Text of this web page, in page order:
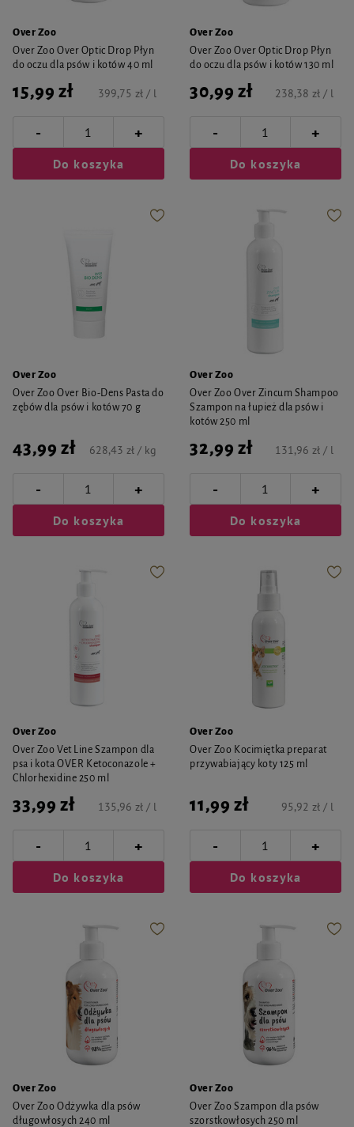
Over Zoo
Over Zoo Over Optic Drop Płyn
do oczu dla psów i kotów 40 ml
15,99 zł 399,75 zł / l
- +
Do koszyka
Over Zoo
Over Zoo Over Optic Drop Płyn
do oczu dla psów i kotów 130 ml
30,99 zł 238,38 zł / l
- +
Do koszyka
Over Zoo
Over Zoo Over Bio-Dens Pasta do
zębów dla psów i kotów 70 g
43,99 zł 628,43 zł / kg
- +
Do koszyka
Over Zoo
Over Zoo Over Zincum Shampoo
Szampon na łupież dla psów i
kotów 250 ml
32,99 zł 131,96 zł / l
- +
Do koszyka
Over Zoo
Over Zoo Vet Line Szampon dla
psa i kota OVER Ketoconazole +
Chlorhexidine 250 ml
33,99 zł 135,96 zł / l
- +
Do koszyka
Over Zoo
Over Zoo Kocimiętka preparat
przywabiający koty 125 ml
11,99 zł 95,92 zł / l
- +
Do koszyka
Over Zoo
Over Zoo Odżywka dla psów
długowłosych 240 ml
Over Zoo
Over Zoo Szampon dla psów
szorstkowłosych 250 ml